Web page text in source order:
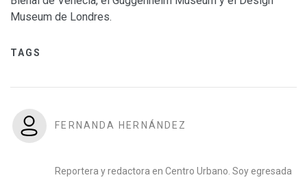
Museum de Londres.
TAGS
FERNANDA HERNÁNDEZ
Reportera y redactora en Centro Urbano. Soy egresada